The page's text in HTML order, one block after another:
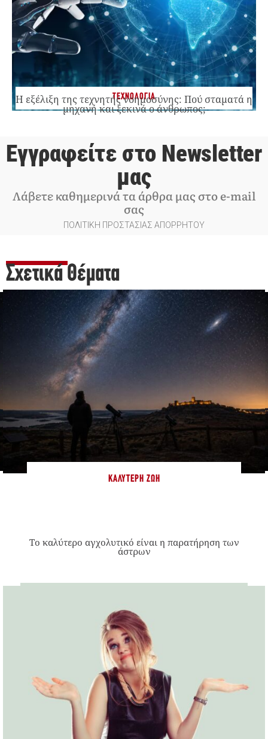
ΤΕΧΝΟΛΟΓΙΑ
Η εξέλιξη της τεχνητής νοημοσύνης: Πού σταματά η
μηχανή και ξεκινά ο άνθρωπος;
Εγγραφείτε στο Newsletter
μας
Λάβετε καθημερινά τα άρθρα μας στο e-mail
σας
ΠΟΛΙΤΙΚΗ ΠΡΟΣΤΑΣΙΑΣ ΑΠΟΡΡΗΤΟΥ
Σχετικά Θέματα
ΚΑΛΎΤΕΡΗ ΖΩΉ
Το καλύτερο αγχολυτικό είναι η παρατήρηση των
άστρων